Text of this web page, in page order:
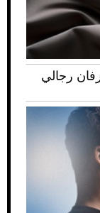
رجالي